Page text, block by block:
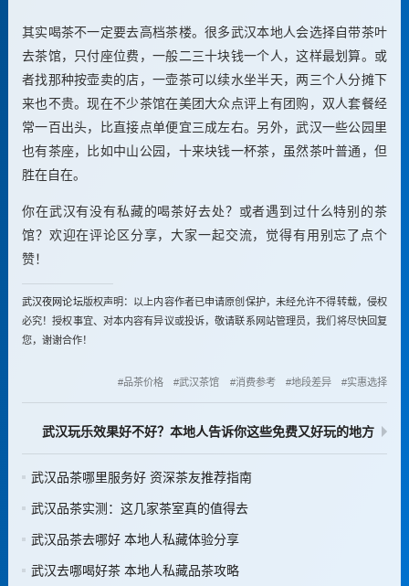
其实喝茶不一定要去高档茶楼。很多武汉本地人会选择自带茶叶
去茶馆，只付座位费，一般二三十块钱一个人，这样最划算。或
者找那种按壶卖的店，一壶茶可以续水坐半天，两三个人分摊下
来也不贵。现在不少茶馆在美团大众点评上有团购，双人套餐经
常一百出头，比直接点单便宜三成左右。另外，武汉一些公园里
也有茶座，比如中山公园，十来块钱一杯茶，虽然茶叶普通，但
胜在自在。
你在武汉有没有私藏的喝茶好去处？或者遇到过什么特别的茶
馆？欢迎在评论区分享，大家一起交流，觉得有用别忘了点个
赞！
武汉夜网论坛版权声明：以上内容作者已申请原创保护，未经允许不得转载，侵权
必究！授权事宜、对本内容有异议或投诉，敬请联系网站管理员，我们将尽快回复
您，谢谢合作！
品茶价格 武汉茶馆 消费参考 地段差异 实惠选择
武汉玩乐效果好不好？本地人告诉你这些免费又好玩的地方
武汉品茶哪里服务好 资深茶友推荐指南
武汉品茶实测：这几家茶室真的值得去
武汉品茶去哪好 本地人私藏体验分享
武汉去哪喝好茶 本地人私藏品茶攻略